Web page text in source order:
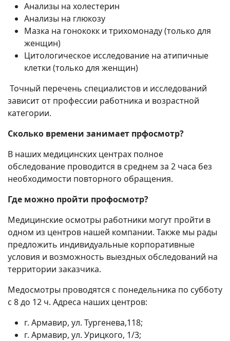
Анализы на холестерин
Анализы на глюкозу
Мазка на гонококк и трихомонаду (только для
женщин)
Цитологическое исследование на атипичные
клетки (только для женщин)
Точный перечень специалистов и исследований
зависит от профессии работника и возрастной
категории.
Сколько времени занимает прфосмотр?
В наших медицинских центрах полное
обследование проводится в среднем за 2 часа без
необходимости повторного обращения.
Где можно пройти профосмотр?
Медицинские осмотры работники могут пройти в
одном из центров нашей компании. Также мы рады
предложить индивидуальные корпоративные
условия и возможность выездных обследований на
территории заказчика.
Медосмотры проводятся с понедельника по субботу
с 8 до 12 ч. Адреса наших центров:
г. Армавир, ул. Тургенева,118;
г. Армавир, ул. Урицкого, 1/3;